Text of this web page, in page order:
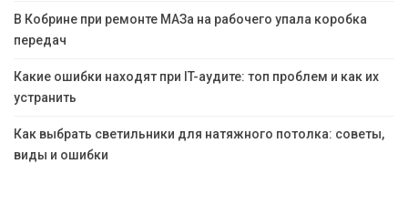
В Кобрине при ремонте МАЗа на рабочего упала коробка
передач
Какие ошибки находят при IT-аудите: топ проблем и как их
устранить
Как выбрать светильники для натяжного потолка: советы,
виды и ошибки